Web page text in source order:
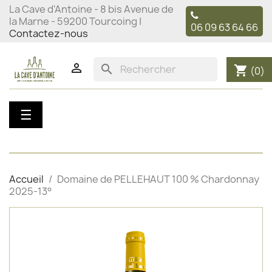
La Cave d'Antoine - 8 bis Avenue de
la Marne - 59200 Tourcoing |
Contactez-nous
06 09 63 64 66
 search shopping_cart (0)
Basculer
la
☰
Accueil
Domaine de PELLEHAUT 100 % Chardonnay
2025-13°